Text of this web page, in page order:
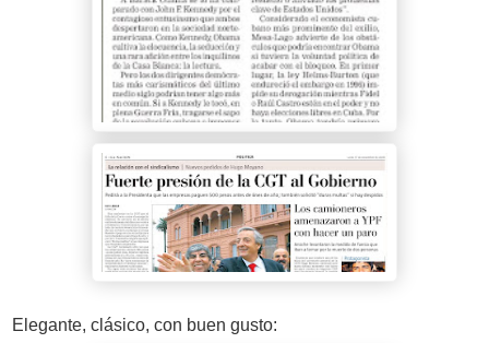
Elegante, clásico, con buen gusto: